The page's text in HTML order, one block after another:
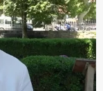
daha işlevsel
amaçlarıyla